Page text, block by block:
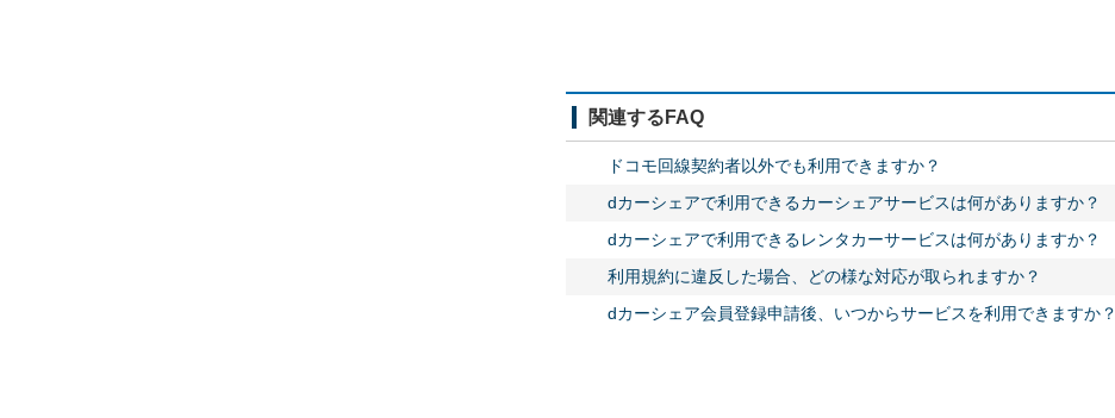
関連するFAQ
ドコモ回線契約者以外でも利用できますか？
dカーシェアで利用できるカーシェアサービスは何がありますか？
dカーシェアで利用できるレンタカーサービスは何がありますか？
利用規約に違反した場合、どの様な対応が取られますか？
dカーシェア会員登録申請後、いつからサービスを利用できますか？